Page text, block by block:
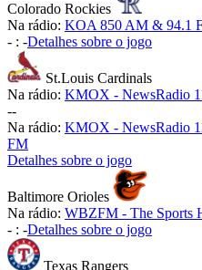
Colorado Rockies
Na rádio: KOA 850 AM & 94.1
- : -Detalhes sobre o jogo
St.Louis Cardinals
Na rádio: KMOX - NewsRadio
--
Na rádio: KMOX - NewsRadio
FM
Detalhes sobre o jogo
Baltimore Orioles
Na rádio: WBZFM - The Sports
- : -Detalhes sobre o jogo
Texas Rangers